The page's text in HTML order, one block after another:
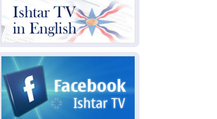
2026-08-04 ملفات حقبة الكاظمي تعود إلى
الواجهة.. أنباء عن مراجعات قضائية
وتحقيقات أوسع في قضايا فساد
الرئاسية ويحذر من "حرب أهلية" في
2026-08-03رئيس إقليم كوردستان في
دمشق في زيارة رسمية